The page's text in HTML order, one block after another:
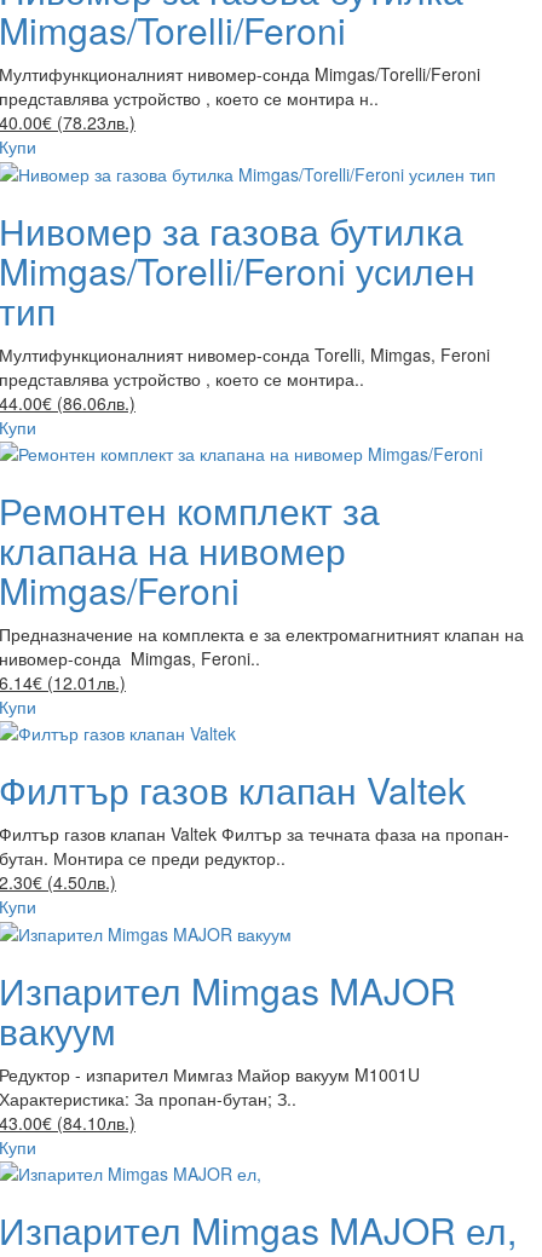
Mimgas/Torelli/Feroni
Мултифункционалният нивомер-сонда Mimgas/Torelli/Feroni
представлява устройство , което се монтира н..
40.00€ (78.23лв.)
Купи
Нивомер за газова бутилка
Mimgas/Torelli/Feroni усилен
тип
Мултифункционалният нивомер-сонда Torelli, Mimgas, Feroni
представлява устройство , което се монтира..
44.00€ (86.06лв.)
Купи
Ремонтен комплект за
клапана на нивомер
Mimgas/Feroni
Предназначение на комплекта е за електромагнитният клапан на
нивомер-сонда Mimgas, Feroni..
6.14€ (12.01лв.)
Купи
Филтър газов клапан Valtek
Филтър газов клапан Valtek Филтър за течната фаза на пропан-
бутан. Монтира се преди редуктор..
2.30€ (4.50лв.)
Купи
Изпарител Mimgas MAJOR
вакуум
Редуктор - изпарител Мимгаз Майор вакуум M1001U
Характеристика: За пропан-бутан; З..
43.00€ (84.10лв.)
Купи
Изпарител Mimgas MAJOR ел,